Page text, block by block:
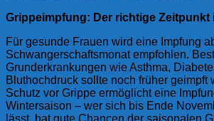
Grippeimpfung: Der richtige Zeitpunkt
Für gesunde Frauen wird eine Impfung
Schwangerschaftsmonat empfohlen.
Grunderkrankungen wie Asthma,
Bluthochdruck sollte noch früher geimpft
Schutz vor Grippe ermöglicht eine
Wintersaison – wer sich bis Ende
lässt, hat gute Chancen der saisonalen